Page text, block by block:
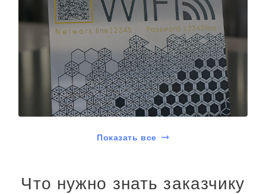
Показать все
Что нужно знать заказчику